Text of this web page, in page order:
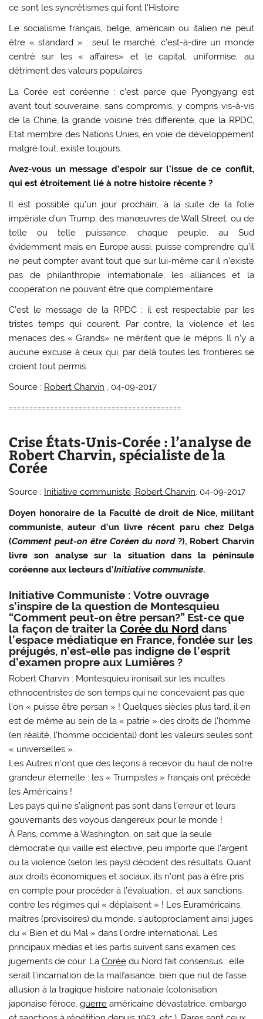
ce sont les syncrétismes qui font l’Histoire.
Le socialisme français, belge, américain ou italien ne peut
être « standard » : seul le marché, c’est-à-dire un monde
centré sur les « affaires» et le capital, uniformise, au
détriment des valeurs populaires.
La Corée est coréenne : c’est parce que Pyongyang est
avant tout souveraine, sans compromis, y compris vis-à-vis
de la Chine, la grande voisine très différente, que la RPDC,
Etat membre des Nations Unies, en voie de développement
malgré tout, existe toujours.
Avez-vous un message d’espoir sur l’issue de ce conflit,
qui est étroitement lié à notre histoire récente ?
Il est possible qu’un jour prochain, à la suite de la folie
impériale d’un Trump, des manœuvres de Wall Street, ou de
telle ou telle puissance, chaque peuple, au Sud
évidemment mais en Europe aussi, puisse comprendre qu’il
ne peut compter avant tout que sur lui-même car il n’existe
pas de philanthropie internationale, les alliances et la
coopération ne pouvant être que complémentaire.
C’est le message de la RPDC : il est respectable par les
tristes temps qui courent. Par contre, la violence et les
menaces des « Grands» ne méritent que le mépris. Il n’y a
aucune excuse à ceux qui, par delà toutes les frontières se
croient tout permis.
Source : Robert Charvin , 04-09-2017
==========================================
Crise États-Unis-Corée : l’analyse de
Robert Charvin, spécialiste de la
Corée
Source : Initiative communiste, Robert Charvin, 04-09-2017
Doyen honoraire de la Faculté de droit de Nice, militant
communiste, auteur d’un livre récent paru chez Delga
(Comment peut-on être Coréen du nord?), Robert Charvin
livre son analyse sur la situation dans la péninsule
coréenne aux lecteurs d’Initiative communiste.
Initiative Communiste : Votre ouvrage
s’inspire de la question de Montesquieu
“Comment peut-on être persan?” Est-ce que
la façon de traiter laCorée du Nord dans
l’espace médiatique en France, fondée sur les
préjugés, n’est-elle pas indigne de l’esprit
d’examen propre aux Lumières ?
Robert Charvin : Montesquieu ironisait sur les incultes
ethnocentristes de son temps qui ne concevaient pas que
l’on « puisse être persan » ! Quelques siècles plus tard, il en
est de même au sein de la « patrie » des droits de l’homme
(en réalité, l’homme occidental) dont les valeurs seules sont
« universelles ».
Les Autres n’ont que des leçons à recevoir du haut de notre
grandeur éternelle : les « Trumpistes » français ont précédé
les Américains !
Les pays qui ne s’alignent pas sont dans l’erreur et leurs
gouvernants des voyous dangereux pour le monde !
À Paris, comme à Washington, on sait que la seule
démocratie qui vaille est élective, peu importe que l’argent
ou la violence (selon les pays) décident des résultats. Quant
aux droits économiques et sociaux, ils n’ont pas à être pris
en compte pour procéder à l’évaluation… et aux sanctions
contre les régimes qui « déplaisent » ! Les Euraméricains,
maîtres (provisoires) du monde, s’autoproclament ainsi juges
du « Bien et du Mal » dans l’ordre international. Les
principaux médias et les partis suivent sans examen ces
jugements de cour. LaCorée du Nord fait consensus : elle
serait l’incarnation de la malfaisance, bien que nul de fasse
allusion à la tragique histoire nationale (colonisation
japonaise féroce,guerre américaine dévastatrice, embargo